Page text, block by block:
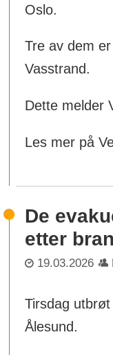
Oslo.
Tre av dem
Vasstrand.
Dette melder
Les mer på
De
etter
19.03.2026
Tirsdag
Ålesund.